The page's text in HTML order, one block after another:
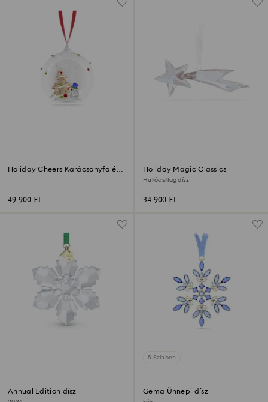
Holiday Cheers Karácsonyfa és
49 900 Ft
Holiday Magic Classics
Hullócsillag dísz
34 900 Ft
Annual Edition dísz
5 Színben
Gema Ünnepi dísz